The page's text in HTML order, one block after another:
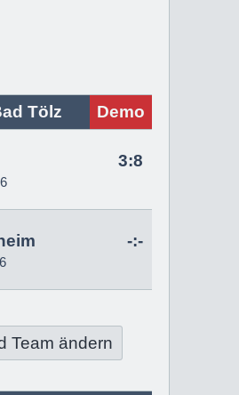
Tölz Demo
3:8
-:-
Team ändern